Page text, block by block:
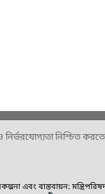
নিশ্চিত করতে
এবং বাস্তবায়ন: